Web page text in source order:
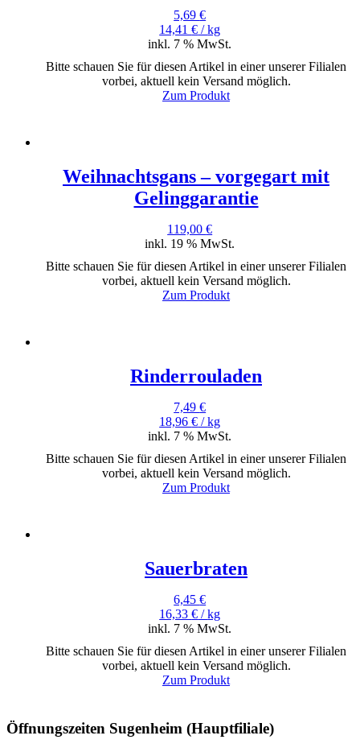
5,69€
14,41€ /kg
inkl. 7 % MwSt.
Bitte schauen Sie für diesen Artikel in einer unserer Filialen
vorbei, aktuell kein Versand möglich.
Zum Produkt
Weihnachtsgans – vorgegart mit
Gelinggarantie
119,00€
inkl. 19 % MwSt.
Bitte schauen Sie für diesen Artikel in einer unserer Filialen
vorbei, aktuell kein Versand möglich.
Zum Produkt
Rinderrouladen
7,49€
18,96€ /kg
inkl. 7 % MwSt.
Bitte schauen Sie für diesen Artikel in einer unserer Filialen
vorbei, aktuell kein Versand möglich.
Zum Produkt
Sauerbraten
6,45€
16,33€ /kg
inkl. 7 % MwSt.
Bitte schauen Sie für diesen Artikel in einer unserer Filialen
vorbei, aktuell kein Versand möglich.
Zum Produkt
Öffnungszeiten Sugenheim (Hauptfiliale)